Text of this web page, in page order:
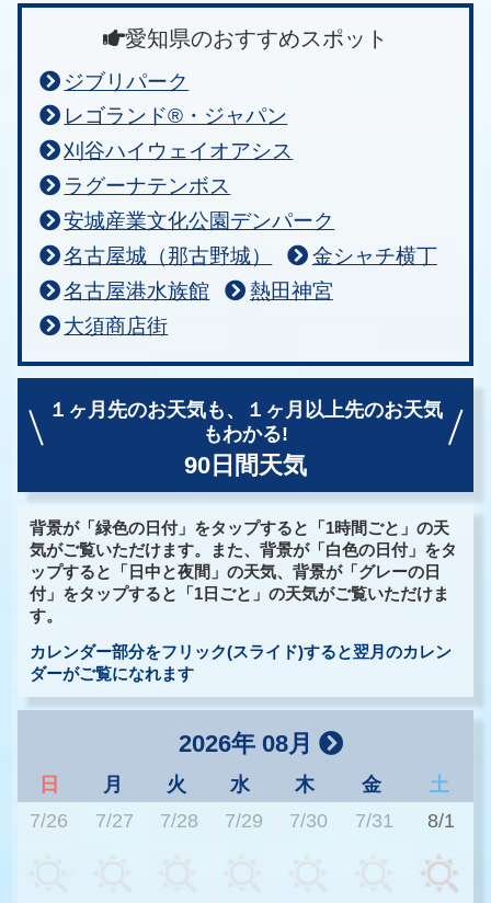
愛知県のおすすめスポット
ジブリパーク
レゴランド®・ジャパン
刈谷ハイウェイオアシス
ラグーナテンボス
安城産業文化公園デンパーク
名古屋城（那古野城）
金シャチ横丁
名古屋港水族館
熱田神宮
大須商店街
１ヶ月先のお天気も、
１ヶ月以上先のお天気
もわかる!
90日間天気
背景が「緑色の日付」をタップすると「1時間ごと」の天
気がご覧いただけます。また、背景が「白色の日付」をタ
ップすると「日中と夜間」の天気、背景が「グレーの日
付」をタップすると「1日ごと」の天気がご覧いただけま
す。
カレンダー部分をフリック(スライド)すると翌月のカレン
ダーがご覧になれます
2026年 08月
日 月 火 水 木 金
土
7/26
7/27 7/28 7/29 7/30 7/31 8/1